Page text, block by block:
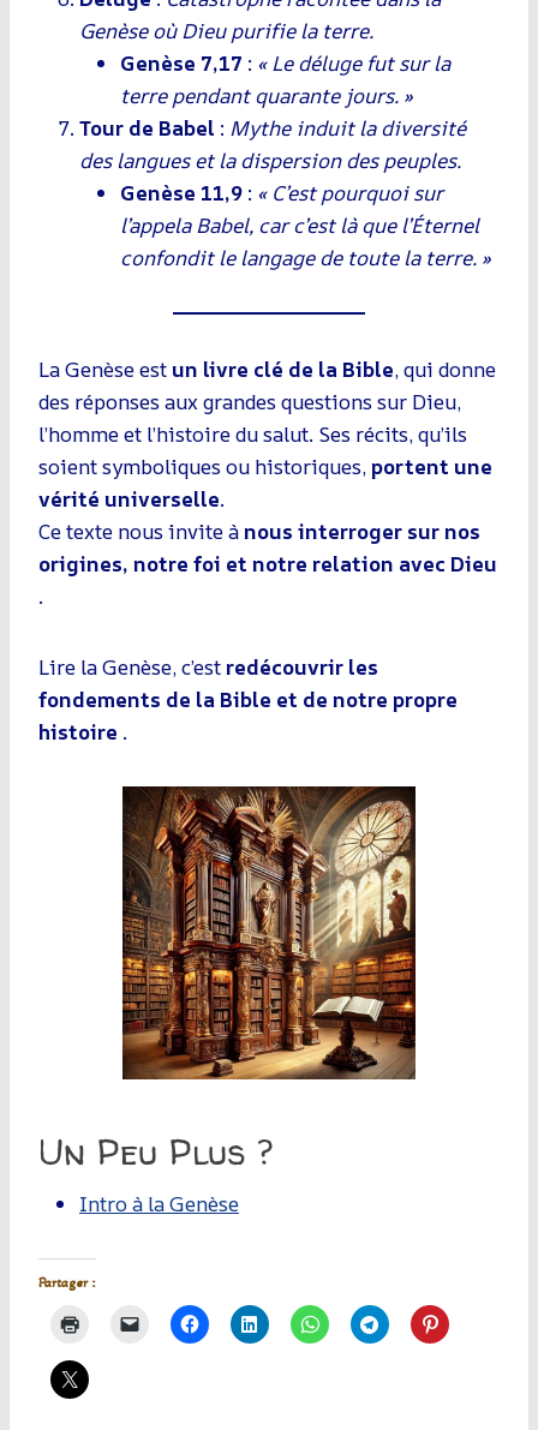
Genèse où Dieu purifie la terre.
Genèse 7,17 : « Le déluge fut sur la
terre pendant quarante jours. »
Tour de Babel : Mythe induit la diversité
des langues et la dispersion des peuples.
Genèse 11,9 : « C’est pourquoi sur
l’appela Babel, car c’est là que l’Éternel
confondit le langage de toute la terre. »
La Genèse estun livre clé de la Bible, qui donne
des réponses aux grandes questions sur Dieu,
l’homme et l’histoire du salut. Ses récits, qu’ils
soient symboliques ou historiques, portent une
vérité universelle.
Ce texte nous invite ànous interroger sur nos
origines, notre foi et notre relation avec Dieu
.
Lire la Genèse, c’estredécouvrir les
fondements de la Bible et de notre propre
histoire .
Un Peu Plus ?
Intro à la Genèse
Partager :